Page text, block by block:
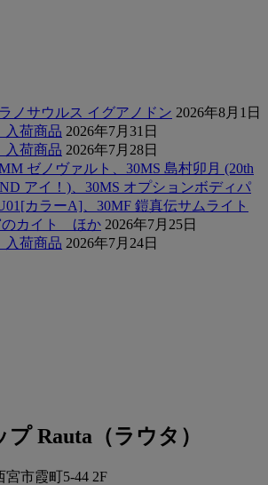
ノサウルス イグアノドン 2026年8月1日
入荷商品 2026年7月31日
入荷商品 2026年7月28日
ゼノヴァルト、30MS 島村卯月 (20th
アイ！)、30MS オプションボディパ
カラーA]、30MF 鎧真伝サムライト
のカイト ほか 2026年7月25日
入荷商品 2026年7月24日
Rauta（ラウタ）
宮市霞町5-44 2F